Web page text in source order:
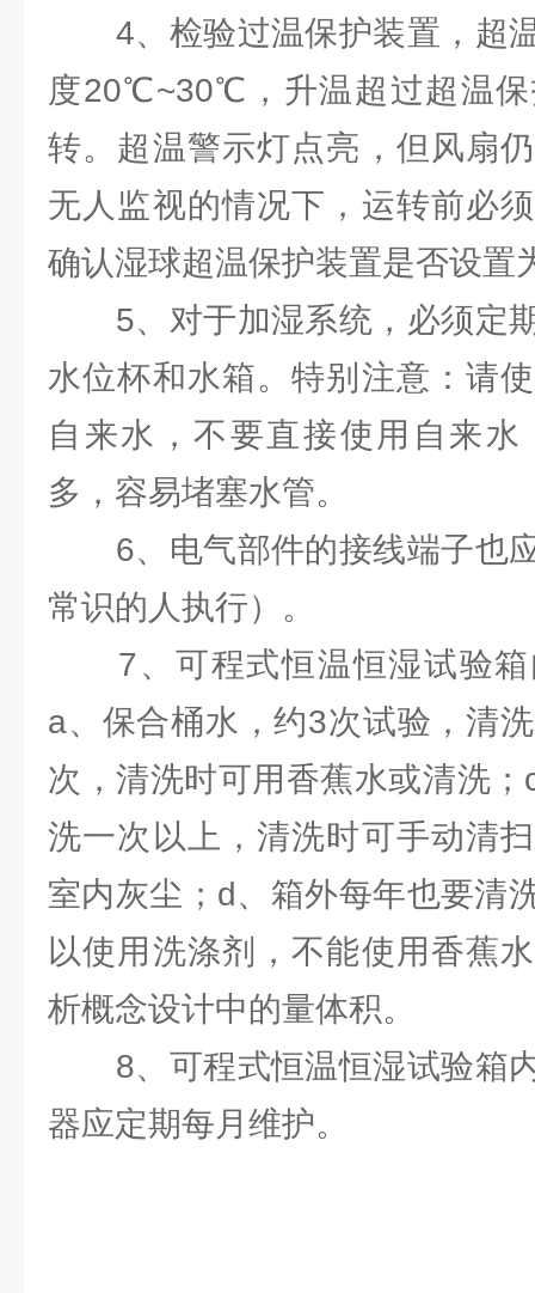
4、检验过温保护装置，超
度20℃~30℃，升温超过超温
转。超温警示灯点亮，但风扇
无人监视的情况下，运转前必
确认湿球超温保护装置是否设
5、对于加湿系统，必须定
水位杯和水箱。特别注意：请
自来水，不要直接使用自来
多，容易堵塞水管。
6、电气部件的接线端子也
常识的人执行）。
7、可程式恒温恒湿试验箱
a、保合桶水，约3次试验，清
次，清洗时可用香蕉水或清洗
洗一次以上，清洗时可手动清
室内灰尘；d、箱外每年也要清
以使用洗涤剂，不能使用香蕉
析概念设计中的量体积。
8、可程式恒温恒湿试验箱
器应定期每月维护。